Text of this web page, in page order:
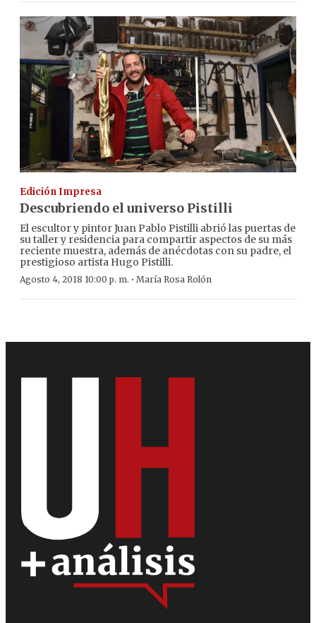
Edición Impresa
Descubriendo el universo Pistilli
El escultor y pintor Juan Pablo Pistilli abrió las puertas de
su taller y residencia para compartir aspectos de su más
reciente muestra, además de anécdotas con su padre, el
prestigioso artista Hugo Pistilli.
Agosto 4, 2018 10:00 p. m. · María Rosa Rolón